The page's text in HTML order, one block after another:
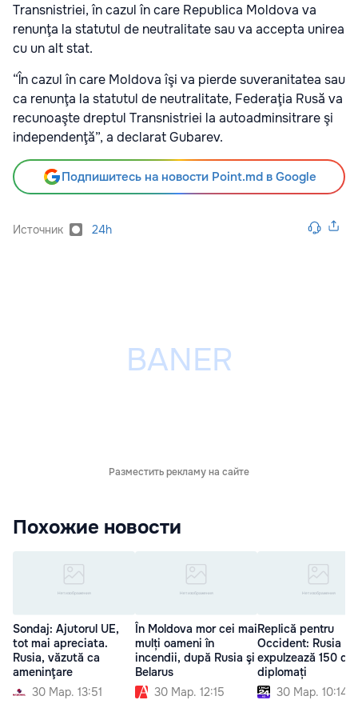
Transnistriei, în cazul în care Republica Moldova va
renunţa la statutul de neutralitate sau va accepta unirea
cu un alt stat.
“În cazul în care Moldova îşi va pierde suveranitatea sau
ca renunţa la statutul de neutralitate, Federaţia Rusă va
recunoaşte dreptul Transnistriei la autoadminsitrare şi
independenţă”, a declarat Gubarev.
Подпишитесь на новости Point.md в Google
Источник 24h
Разместить рекламу на сайте
Похожие новости
Sondaj: Ajutorul UE,
tot mai apreciata.
Rusia, văzută ca
ameninţare
30 Мар. 13:51
În Moldova mor cei mai
mulți oameni în
incendii, după Rusia şi
Belarus
30 Мар. 12:15
Replică pentru
Occident: Rusia
expulzează 150 de
diplomați
30 Мар. 10:14